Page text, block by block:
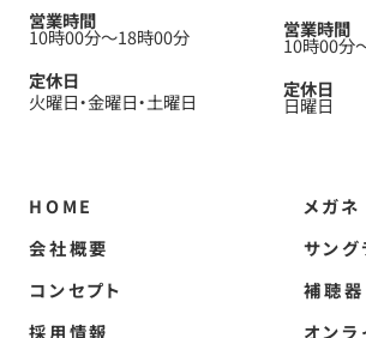
営業時間
10時00分〜18時00分
定休日
火曜日 金曜日 土曜日
営業時間
10時00分
定休日
日曜日
HOME
会社概要
コンセプト
採用情報
メガネ
サング
補聴器
オンラ